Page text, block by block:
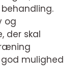
og
der skal
mulighed